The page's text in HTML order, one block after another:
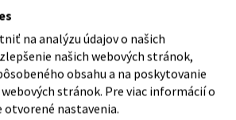
1
na analýzu údajov o našich
našich webových stránok,
obsahu a na poskytovanie
stránok. Pre viac informácií o
otvorené nastavenia.